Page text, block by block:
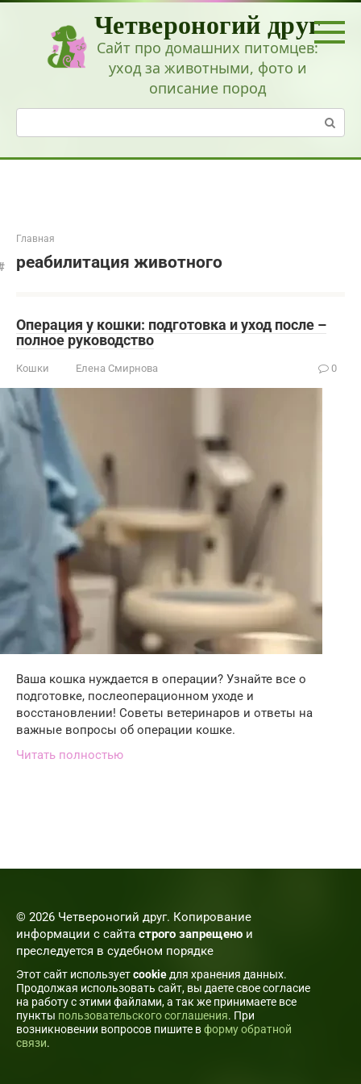
Перейти
Четвероногий друг
Сайт про домашних питомцев:
уход за животными, фото и
описание пород
Поиск:
Главная
реабилитация животного
Операция у кошки: подготовка и уход после –
полное руководство
Кошки Елена Смирнова 0
Ваша кошка нуждается в операции? Узнайте все о
подготовке, послеоперационном уходе и
восстановлении! Советы ветеринаров и ответы на
важные вопросы об операции кошке.
Читать полностью
© 2026 Четвероногий друг. Копирование
информации с сайта строго запрещено и
преследуется в судебном порядке
Этот сайт используетcookie для хранения данных.
Продолжая использовать сайт, вы даете свое согласие
на работу с этими файлами, а так же принимаете все
пункты пользовательского соглашения. При
возникновении вопросов пишите вформу обратной
связи.